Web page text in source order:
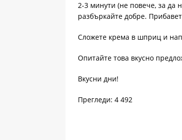
2-3 минути (не повече, за да
разбъркайте добре.
Сложете крема в шприц и
Опитайте това вкусно
Вкусни дни!
Прегледи: 4 492